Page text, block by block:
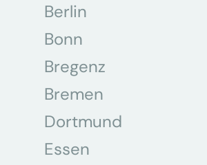
Berlin
Bonn
Bregenz
Bremen
Dortmund
Essen